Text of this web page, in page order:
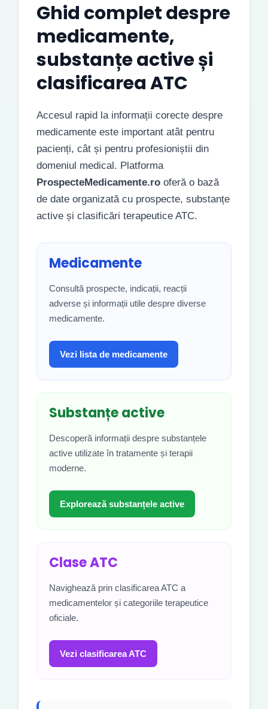
Ghid complet despre
medicamente,
substanțe active și
clasificarea ATC
Accesul rapid la informații corecte despre
medicamente este important atât pentru
pacienți, cât și pentru profesioniștii din
domeniul medical. Platforma
ProspecteMedicamente.ro oferă o bază
de date organizată cu prospecte, substanțe
active și clasificări terapeutice ATC.
Medicamente
Consultă prospecte, indicații, reacții
adverse și informații utile despre diverse
medicamente.
Vezi lista de medicamente
Substanțe active
Descoperă informații despre substanțele
active utilizate în tratamente și terapii
moderne.
Explorează substanțele active
Clase ATC
Navighează prin clasificarea ATC a
medicamentelor și categoriile terapeutice
oficiale.
Vezi clasificarea ATC